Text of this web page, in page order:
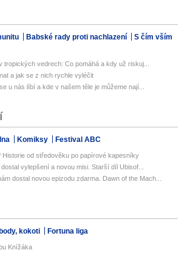
Babské rady proti nachlazení
S čím vším
vedrech: Co pomáhá a kdy už riskuj...
a jak se z nich rychle vyléčit
u nás líbí a kde v našem těle je můžeme nají...
Komiksy Festival ABC
Historie od středověku po papírové kapesníky
vylepšení a novou misi. Starší díl Ubisof...
dostal novou epizodu zdarma. Dawn of the Mach...
kokoti Fortuna liga
Knížáka